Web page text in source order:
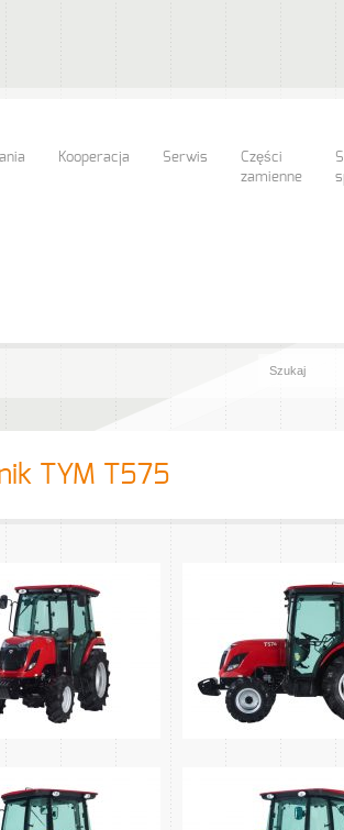
Kooperacja Serwis
Części
zamienne
TYM T575